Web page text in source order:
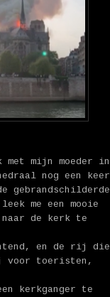
mijn moeder in
nog een keer
gebrandschilderde
me een mooie
naar de kerk te
en de rij die
voor toeristen,
kerkganger te